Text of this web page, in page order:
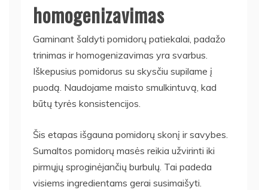
homogenizavimas
Gaminant šaldyti pomidorų patiekalai, padažo
trinimas ir homogenizavimas yra svarbus.
Iškepusius pomidorus su skysčiu supilame į
puodą. Naudojame maisto smulkintuvą, kad
būtų tyrės konsistencijos.
Šis etapas išgauna pomidorų skonį ir savybes.
Sumaltos pomidorų masės reikia užvirinti iki
pirmųjų sproginėjančių burbulų. Tai padeda
visiems ingredientams gerai susimaišyti.